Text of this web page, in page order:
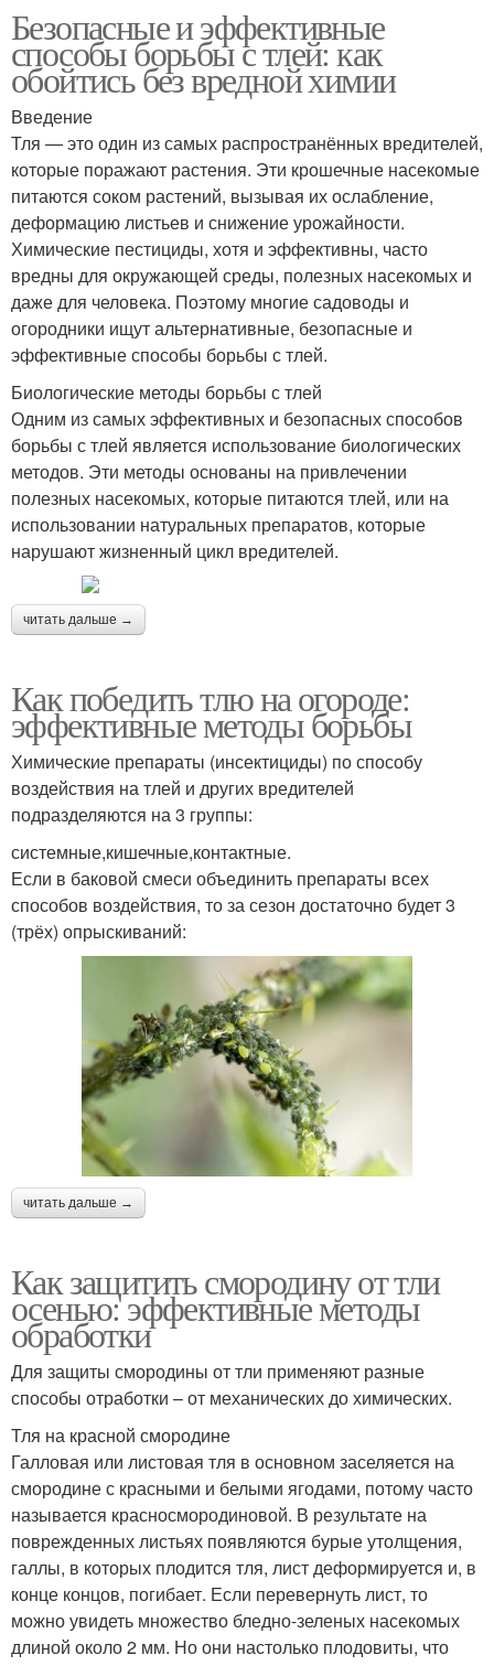
Безопасные и эффективные
способы борьбы с тлей: как
обойтись без вредной химии
Введение
Тля — это один из самых распространённых вредителей,
которые поражают растения. Эти крошечные насекомые
питаются соком растений, вызывая их ослабление,
деформацию листьев и снижение урожайности.
Химические пестициды, хотя и эффективны, часто
вредны для окружающей среды, полезных насекомых и
даже для человека. Поэтому многие садоводы и
огородники ищут альтернативные, безопасные и
эффективные способы борьбы с тлей.
Биологические методы борьбы с тлей
Одним из самых эффективных и безопасных способов
борьбы с тлей является использование биологических
методов. Эти методы основаны на привлечении
полезных насекомых, которые питаются тлей, или на
использовании натуральных препаратов, которые
нарушают жизненный цикл вредителей.
читать дальше →
Как победить тлю на огороде:
эффективные методы борьбы
Химические препараты (инсектициды) по способу
воздействия на тлей и других вредителей
подразделяются на 3 группы:
системные,кишечные,контактные.
Если в баковой смеси объединить препараты всех
способов воздействия, то за сезон достаточно будет 3
(трёх) опрыскиваний:
читать дальше →
Как защитить смородину от тли
осенью: эффективные методы
обработки
Для защиты смородины от тли применяют разные
способы отработки – от механических до химических.
Тля на красной смородине
Галловая или листовая тля в основном заселяется на
смородине с красными и белыми ягодами, потому часто
называется красносмородиновой. В результате на
поврежденных листьях появляются бурые утолщения,
галлы, в которых плодится тля, лист деформируется и, в
конце концов, погибает. Если перевернуть лист, то
можно увидеть множество бледно-зеленых насекомых
длиной около 2 мм. Но они настолько плодовиты, что